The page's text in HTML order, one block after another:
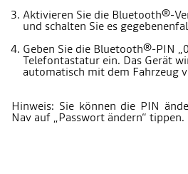
Aktivieren Sie die Bluetooth®-
und schalten Sie es
Geben Sie die Bluetooth®-PIN
Telefontastatur ein. Das Gerät
automatisch mit dem Fahrzeug
Hinweis: Sie können die PIN
Nav auf „Passwort ändern“ tippen.